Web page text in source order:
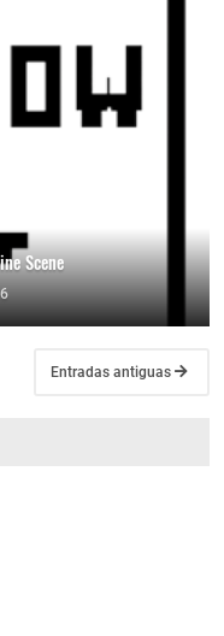
Scene
Entradas antiguas